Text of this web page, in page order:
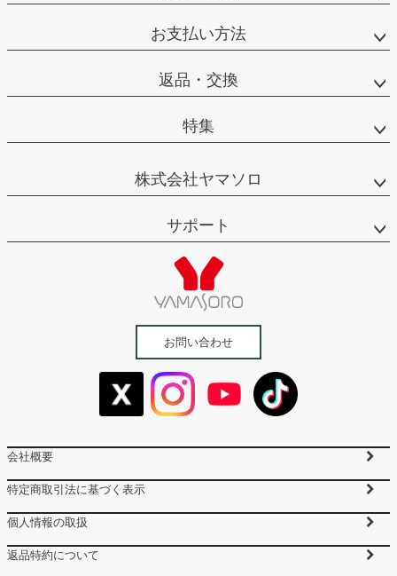
お支払い方法
返品・交換
特集
お問い合わせ
株式会社ヤマソロ
サポート
会社概要
特定商取引法に基づく表示
個人情報の取扱
返品特約について